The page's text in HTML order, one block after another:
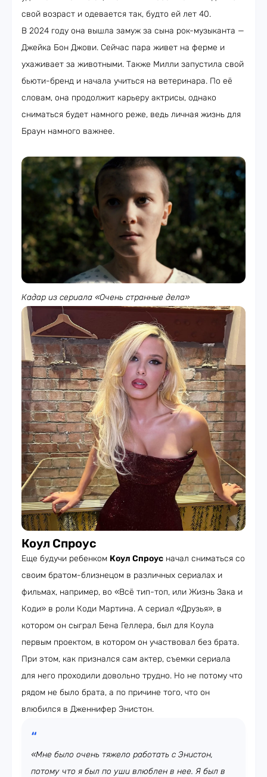
свой возраст и одевается так, будто ей лет 40.
В 2024 году она вышла замуж за сына рок-музыканта —
Джейка Бон Джови. Сейчас пара живет на ферме и
ухаживает за животными. Также Милли запустила свой
бьюти-бренд и начала учиться на ветеринара. По её
словам, она продолжит карьеру актрисы, однако
сниматься будет намного реже, ведь личная жизнь для
Браун намного важнее.
Кадар из сериала «Очень странные дела»
Коул Спроус
Еще будучи ребенком Коул Спроус начал сниматься со
своим братом-близнецом в различных сериалах и
фильмах, например, во «Всё тип-топ, или Жизнь Зака и
Коди» в роли Коди Мартина. А сериал «Друзья», в
котором он сыграл Бена Геллера, был для Коула
первым проектом, в котором он участвовал без брата.
При этом, как признался сам актер, съемки сериала
для него проходили довольно трудно. Но не потому что
рядом не было брата, а по причине того, что он
влюбился в Дженнифер Энистон.
«Мне было очень тяжело работать с Энистон,
потому что я был по уши влюблен в нее. Я был в